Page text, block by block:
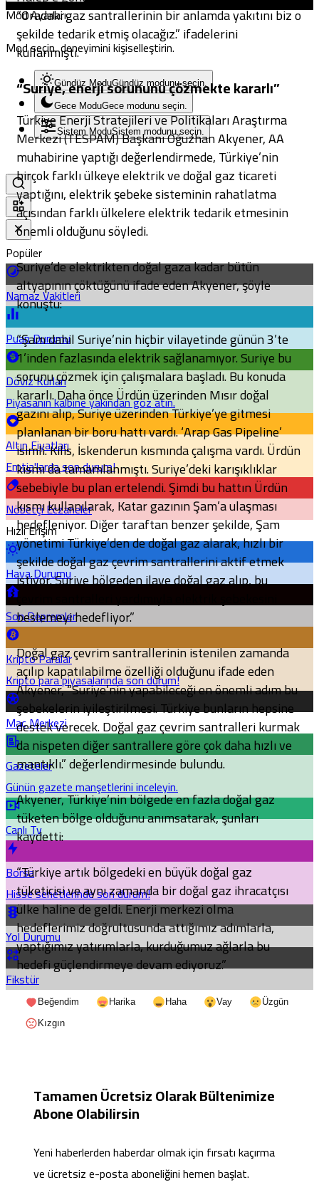
Mod Ayarları
Mod seçin, deneyimini kişiselleştirin.
Gündüz ModuGündüz modunu seçin.
Gece ModuGece modunu seçin.
Sistem ModuSistem modunu seçin.
Popüler
Namaz Vakitleri
Puan Durumu
Döviz Kurları
Piyasanın kalbine yakından göz atın.
Altın Fiyatları
Emtia'larda son durum!
Nöbetçi Eczaneler
Hızlı Erişim
Hava Durumu
Son Depremler
Kripto Paralar
Kripto para piyasalarında son durum!
Maç Merkezi
Gazeteler
Günün gazete manşetlerini inceleyin.
Canlı Tv
Borsa
Hisse senetlerinde son durum!
Yol Durumu
Fikstür
“Oradaki gaz santrallerinin bir anlamda yakıtını biz o
şekilde tedarik etmiş olacağız.” ifadelerini
kullanmıştı.
“Suriye, enerji sorununu çözmekte kararlı”
Türkiye Enerji Stratejileri ve Politikaları Araştırma
Merkezi (TESPAM) Başkanı Oğuzhan Akyener, AA
muhabirine yaptığı değerlendirmede, Türkiye’nin
birçok farklı ülkeye elektrik ve doğal gaz ticareti
yaptığını, elektrik şebeke sisteminin rahatlatma
açısından farklı ülkelere elektrik tedarik etmesinin
önemli olduğunusöyledi.
Suriye’de elektrikten doğal gaza kadar bütün
altyapının çöktüğünü ifade eden Akyener, şöyle
konuştu:
“Şam dahil Suriye’nin hiçbir vilayetinde günün 3’te
1’inden fazlasında elektrik sağlanamıyor. Suriye bu
sorunu çözmek için çalışmalara başladı. Bu konuda
kararlı. Daha önce Ürdün üzerinden Mısır doğal
gazını alıp, Suriye üzerinden Türkiye’ye gitmesi
planlanan bir boru hattı vardı. ‘Arap Gas Pipeline’
isimli. Kilis, İskenderun kısmında çalışma vardı. Ürdün
kısmı da tamamlanmıştı. Suriye’deki karışıklıklar
sebebiyle bu plan ertelendi. Şimdi bu hattın Ürdün
kısmı kullanılarak, Katar gazının Şam’a ulaşması
hedefleniyor. Diğer taraftan benzer şekilde, Şam
yönetimi Türkiye’den de doğal gaz alarak, hızlı bir
şekilde doğal gaz çevrim santrallerini aktif etmek
istiyor. Suriye bölgeden ilave doğal gaz alıp, bu
çevrim santralleri yardımıyla elektrik şebekesini
beslemeyi hedefliyor.”
Doğal gaz çevrim santrallerinin istenilen zamanda
açılıp kapatılabilme özelliği olduğunu ifade eden
Akyener, “Suriye’nin yapabileceği en önemli adım bu
şebekelerin iyileştirilmesi. Türkiye bunların hepsine
destek verecek. Doğal gaz çevrim santralleri kurmak
da nispeten diğer santrallere göre çok daha hızlı ve
mantıklı.” değerlendirmesinde bulundu.
Akyener, Türkiye’nin bölgede en fazla doğal gaz
tüketen bölge olduğunu anımsatarak, şunları
kaydetti:
“Türkiye artık bölgedeki en büyük doğal gaz
tüketicisi ve aynı zamanda bir doğal gaz ihracatçısı
ülke haline de geldi. Enerji merkezi olma
hedeflerimiz doğrultusunda attığımız adımlarla,
yaptığımız yatırımlarla, kurduğumuz ağlarla bu
hedefi güçlendirmeye devam ediyoruz.”
Beğendim Harika Haha Vay
Üzgün
Kızgın
Tamamen Ücretsiz Olarak Bültenimize
Abone Olabilirsin
Yeni haberlerden haberdar olmak için fırsatı kaçırma
ve ücretsiz e-posta aboneliğini hemen başlat.